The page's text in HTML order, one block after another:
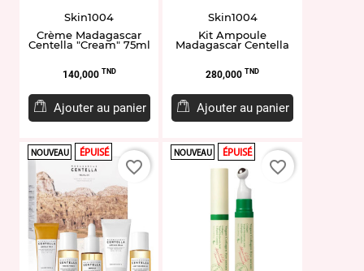
Skin1004
Crème Madagascar
Centella "Cream" 75ml
Prix
140,000 TND
Ajouter au panier
Skin1004
Kit Ampoule
Madagascar Centella
Prix
280,000 TND
Ajouter au panier
NOUVEAU ÉPUISÉ
favorite_border
NOUVEAU ÉPUISÉ
favorite_border